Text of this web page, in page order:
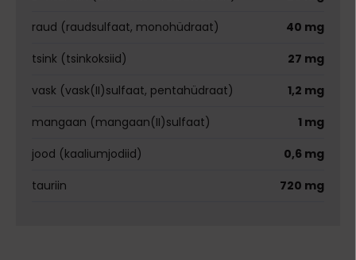
raud (raudsulfaat, monohüdraat)
40 mg
tsink (tsinkoksiid)
27 mg
vask (vask(II)sulfaat, pentahüdraat)
1,2 mg
mangaan (mangaan(II)sulfaat)
1 mg
jood (kaaliumjodiid)
0,6 mg
tauriin
720 mg